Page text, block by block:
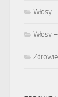
Włosy
Włosy
Zdrowie